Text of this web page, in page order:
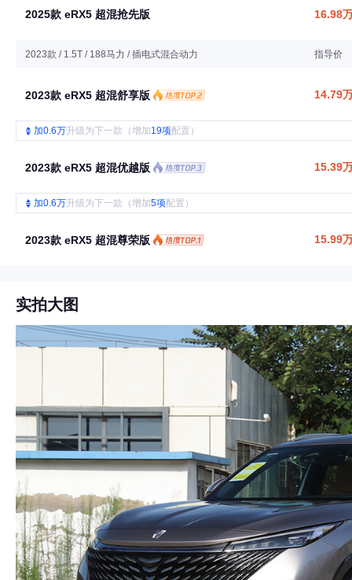
2025款 eRX5 超混抢先版 16.98
2023款 / 1.5T / 188马力 / 插电式混合动力 指导价
2023款 eRX5 超混舒享版 14.79
加0.6万升级为下一款（增加19项配置）
2023款 eRX5 超混优越版 15.39
加0.6万升级为下一款（增加5项配置）
2023款 eRX5 超混尊荣版 15.99
实拍大图